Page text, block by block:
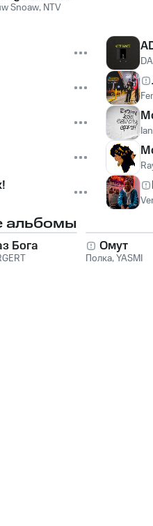
Snoaw, NTV
альбомы
Бога Омут
Полка,YASMI